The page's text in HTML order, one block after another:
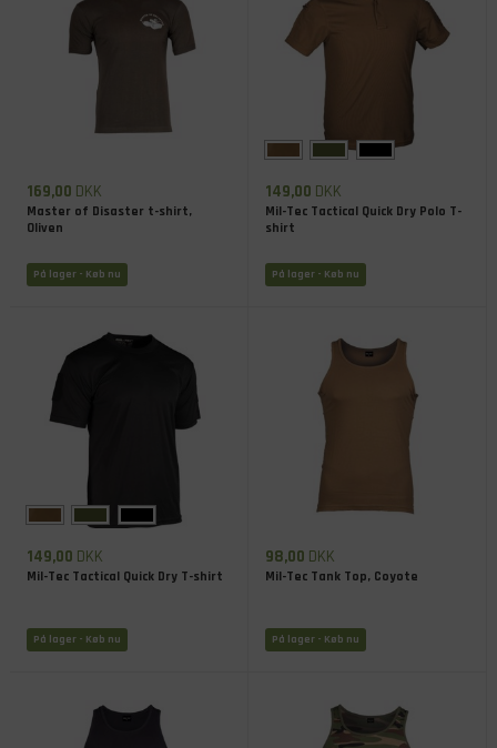
169,00 DKK
Master of Disaster t-shirt,
Oliven
På lager - Køb nu
149,00 DKK
Mil-Tec Tactical Quick Dry Polo T-
shirt
På lager - Køb nu
149,00 DKK
Mil-Tec Tactical Quick Dry T-shirt
På lager - Køb nu
98,00 DKK
Mil-Tec Tank Top, Coyote
På lager - Køb nu